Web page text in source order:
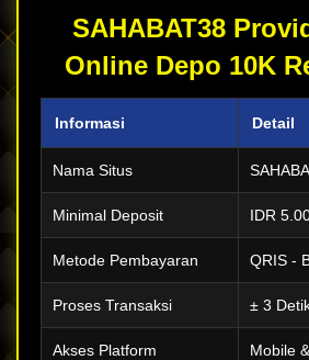
SAHABAT38
Online Depo 10K
Informasi Detail
Nama Situs
Minimal Deposit IDR
Metode Pembayaran QRIS -
Proses Transaksi ± 3
Akses Platform Mobile